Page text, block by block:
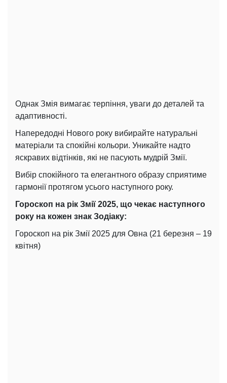
Однак Змія вимагає терпіння, уваги до деталей та
адаптивності.
Напередодні Нового року вибирайте натуральні
матеріали та спокійні кольори. Уникайте надто
яскравих відтінків, які не пасують мудрій Змії.
Вибір спокійного та елегантного образу сприятиме
гармонії протягом усього наступного року.
Гороскоп на рік Змії 2025, що чекає наступного
року на кожен знак Зодіаку:
Гороскоп на рік Змії 2025 для Овна (21 березня – 19
квітня)